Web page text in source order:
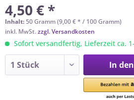
4,50 € *
Inhalt: 50 Gramm (9,00 € * / 100 Gramm)
inkl. MwSt.zzgl. Versandkosten
Sofort versandfertig, Lieferzeit ca.
In den